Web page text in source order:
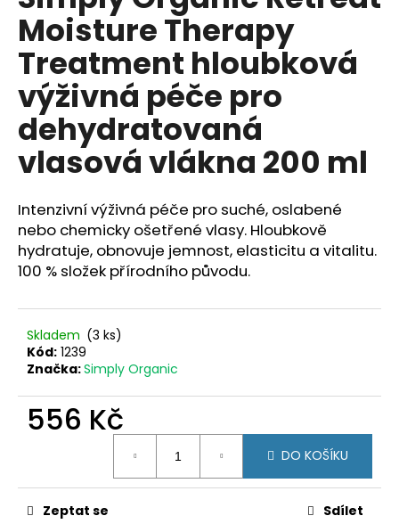
0,0
5
hvězdiček.
Moisture Therapy
Treatment hloubková
výživná péče pro
dehydratovaná
vlasová vlákna 200 ml
Intenzivní výživná péče pro suché, oslabené
nebo chemicky ošetřené vlasy. Hloubkově
hydratuje, obnovuje jemnost, elasticitu a vitalitu.
100 % složek přírodního původu.
Skladem (3 ks)
Kód: 1239
Značka:Simply Organic
556 Kč
DO KOŠÍKU
Zeptat se Sdílet
a
j
í
t
?
HLEDAT
D
o
o
č
u
e